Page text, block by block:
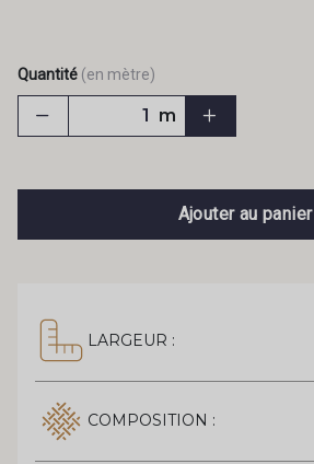
Quantité (en mètre)
m
Ajouter au panier
LARGEUR :
COMPOSITION :